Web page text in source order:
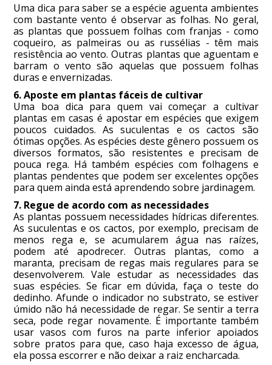
Uma dica para saber se a espécie aguenta ambientes
com bastante vento é observar as folhas. No geral,
as plantas que possuem folhas com franjas - como
coqueiro, as palmeiras ou as russélias - têm mais
resistência ao vento. Outras plantas que aguentam e
barram o vento são aquelas que possuem folhas
duras e envernizadas.
6. Aposte em plantas fáceis de cultivar
Uma boa dica para quem vai começar a cultivar
plantas em casas é apostar em espécies que exigem
poucos cuidados. As suculentas e os cactos são
ótimas opções. As espécies deste gênero possuem os
diversos formatos, são resistentes e precisam de
pouca rega. Há também espécies com folhagens e
plantas pendentes que podem ser excelentes opções
para quem ainda está aprendendo sobre jardinagem.
7. Regue de acordo com as necessidades
As plantas possuem necessidades hídricas diferentes.
As suculentas e os cactos, por exemplo, precisam de
menos rega e, se acumularem água nas raízes,
podem até apodrecer. Outras plantas, como a
maranta, precisam de regas mais regulares para se
desenvolverem. Vale estudar as necessidades das
suas espécies. Se ficar em dúvida, faça o teste do
dedinho. Afunde o indicador no substrato, se estiver
úmido não há necessidade de regar. Se sentir a terra
seca, pode regar novamente. É importante também
usar vasos com furos na parte inferior apoiados
sobre pratos para que, caso haja excesso de água,
ela possa escorrer e não deixar a raiz encharcada.